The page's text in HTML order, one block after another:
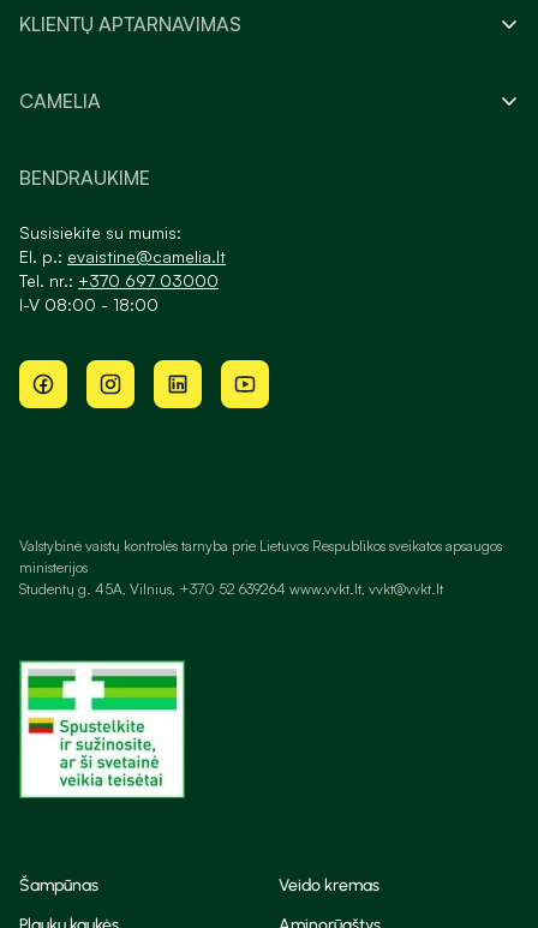
KLIENTŲ APTARNAVIMAS
CAMELIA
BENDRAUKIME
Susisiekite su mumis:
El. p.: evaistine@camelia.lt
Tel. nr.: +370 697 03000
I-V 08:00 - 18:00
Valstybinė vaistų kontrolės tarnyba prie Lietuvos Respublikos sveikatos apsaugos
ministerijos
Studentų g. 45A, Vilnius, +370 52 639264 www.vvkt.lt, vvkt@vvkt.lt
Šampūnas
Veido kremas